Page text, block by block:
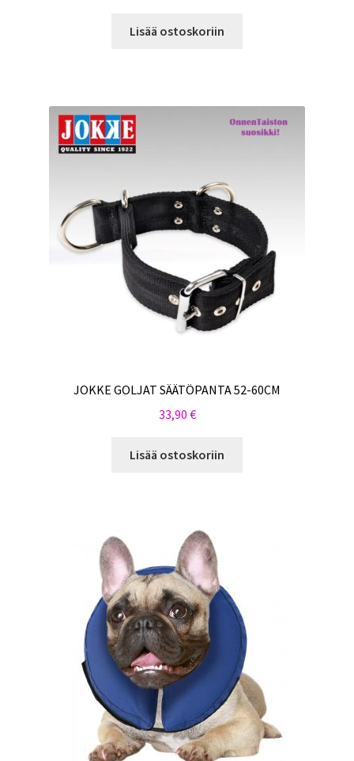
Lisää ostoskoriin
JOKKE GOLJAT SÄÄTÖPANTA 52-60CM
33,90 €
Lisää ostoskoriin